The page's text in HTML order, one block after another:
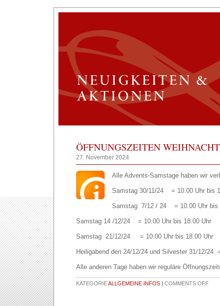
ÖFFNUNGSZEITEN
27. November 2024
Alle Advents-Samstage haben wir
Samstag 30/11/24 = 10.00 Uhr bis
Samstag 7/12 / 24 = 10.00 Uhr bis
Samstag 14 /12/24 = 10.00 Uhr bis 18.00 Uhr
Samstag 21/12/24 = 10.00 Uhr bis 18.00 Uhr
Heiligabend den 24/12/24 und Silvester 31/12/24
Alle anderen Tage haben wir reguläre
KATEGORIEALLGEMEINE INFOS | COMMENTS OFF